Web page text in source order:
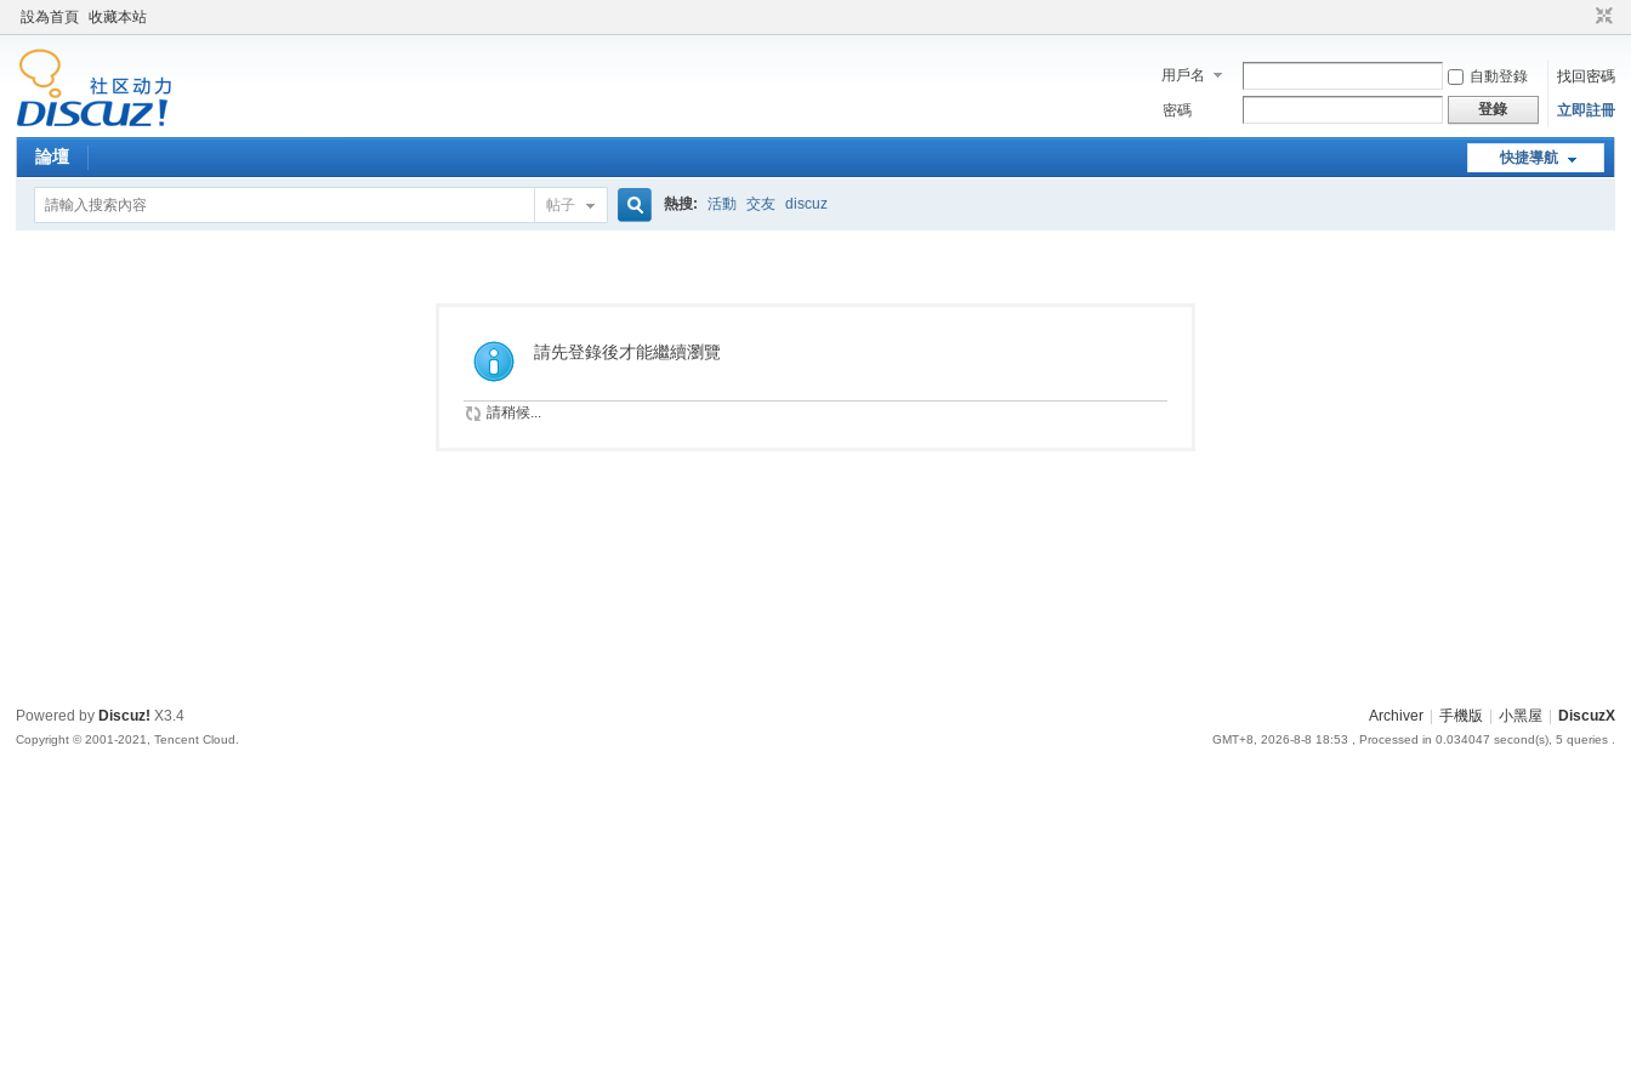
設為首頁 收藏本站
用戶名 自動登錄
找回密碼
密碼
登錄 立即註冊
快捷導航
論壇
帖子
索
熱搜: 活動 交友 discuz
請先登錄後才能繼續瀏覽
請稍候...
Archiver 手機版 小黑屋 DiscuzX
GMT+8, 2026-8-8 18:53 , Processed in 0.034047 second(s), 5 queries .
Powered by Discuz! X3.4
Copyright © 2001-2021, Tencent Cloud.